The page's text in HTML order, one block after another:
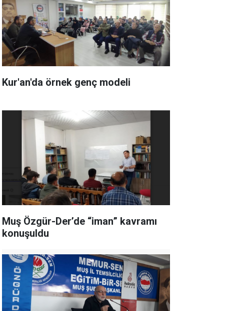
Kur'an'da örnek genç modeli
Muş Özgür-Der’de “iman” kavramı
konuşuldu